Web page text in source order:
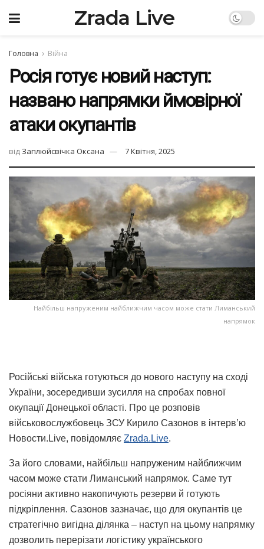
Zrada Live
Головна Війна
Росія готує новий наступ:
названо напрямки ймовірної
атаки окупантів
від Заплюйсвічка Оксана 7 Квітня, 2025
Найбільш напруженим найближчим часом може стати Лиманський
напрямок
Російські війська готуються до нового наступу на сході
України, зосередивши зусилля на спробах повної
окупації Донецької області. Про це розповів
військовослужбовець ЗСУ Кирило Сазонов в інтерв’ю
Новости.Live, повідомляє Zrada.Live.
За його словами, найбільш напруженим найближчим
часом може стати Лиманський напрямок. Саме тут
росіяни активно накопичують резерви й готують
підкріплення. Сазонов зазначає, що для окупантів це
стратегічно вигідна ділянка – наступ на цьому напрямку
дозволить перерізати логістику українського